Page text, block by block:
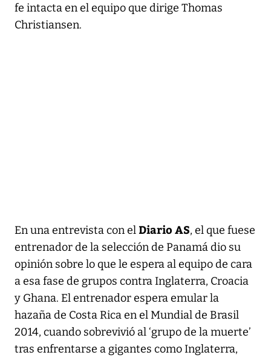
fe intacta en el equipo que dirige Thomas
Christiansen.
En una entrevista con el Diario AS, el que fuese
entrenador de la selección de Panamá dio su
opinión sobre lo que le espera al equipo de cara
a esa fase de grupos contra Inglaterra, Croacia
y Ghana. El entrenador espera emular la
hazaña de Costa Rica en el Mundial de Brasil
2014, cuando sobrevivió al ‘grupo de la muerte’
tras enfrentarse a gigantes como Inglaterra,